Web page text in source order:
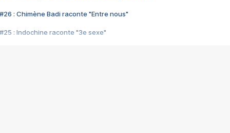
#26 : Chimène Badi raconte "Entre nous"
#25 : Indochine raconte "3e sexe"